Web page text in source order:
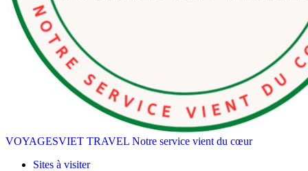
VOYAGESVIET TRAVEL Notre service vient du cœur
Sites à visiter